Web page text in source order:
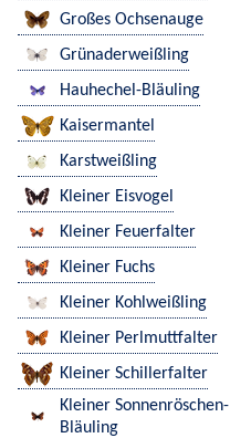
Großes Ochsenauge
Grünaderweißling
Hauhechel-Bläuling
Kaisermantel
Karstweißling
Kleiner Eisvogel
Kleiner Feuerfalter
Kleiner Fuchs
Kleiner Kohlweißling
Kleiner Perlmuttfalter
Kleiner Schillerfalter
Kleiner Sonnenröschen-
Bläuling